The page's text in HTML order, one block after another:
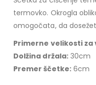
termovko. Okrogla
omogočata, da
Primerne velikosti
Dolžina držala:30cm
Premer ščetke:6cm